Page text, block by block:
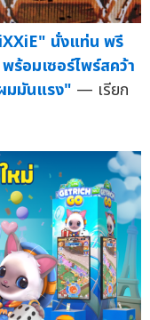
นั่งแท่น พรี
ร้อมเซอร์ไพร์สคว้า
มมันแรง" — เรียก